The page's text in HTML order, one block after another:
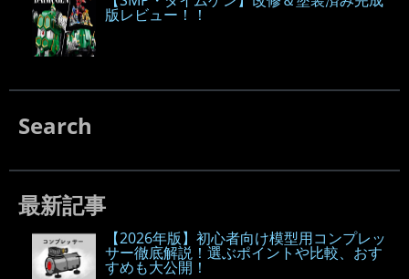
版レビュー！！
Search
最新記事
【2026年版】初心者向け模型用コンプレッ
サー徹底解説！選ぶポイントや比較、おす
すめも大公開！